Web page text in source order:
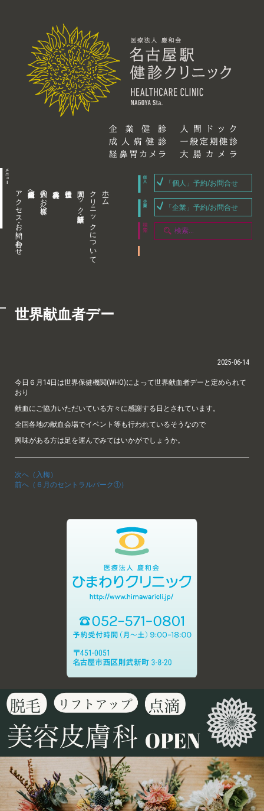
アクセス・お問い合わせ 企業内担当者様へ 個人のお客様へ 人間ドック・健康診断 クリニックについて ホーム
「個人」予約/お問合せ
「企業」予約/お問合せ
世界献血者デー
2025-06-14
今日６月14日は世界保健機関(WHO)によって世界献血者デーと定められて
おり
献血にご協力いただいている方々に感謝する日とされています。
全国各地の献血会場でイベント等も行われているそうなので
興味がある方は足を運んでみてはいかがでしょうか。
次へ（入梅）
前へ（６月のセントラルパーク①）